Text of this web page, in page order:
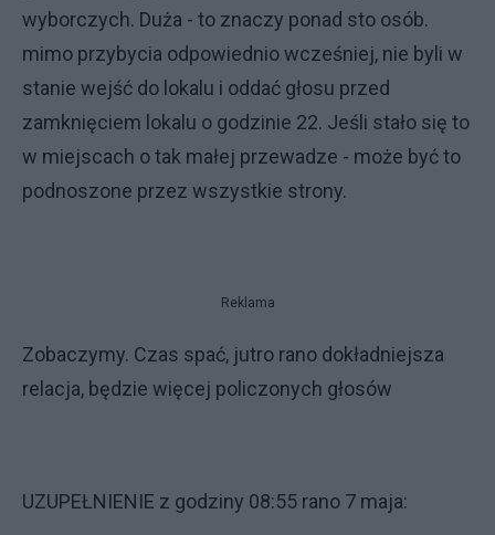
wyborczych. Duża - to znaczy ponad sto osób.
mimo przybycia odpowiednio wcześniej, nie byli w
stanie wejść do lokalu i oddać głosu przed
zamknięciem lokalu o godzinie 22. Jeśli stało się to
w miejscach o tak małej przewadze - może być to
podnoszone przez wszystkie strony.
Reklama
Zobaczymy. Czas spać, jutro rano dokładniejsza
relacja, będzie więcej policzonych głosów
UZUPEŁNIENIE z godziny 08:55 rano 7 maja: